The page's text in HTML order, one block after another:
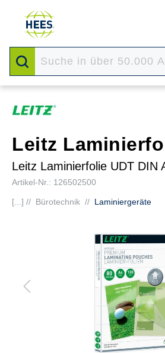
Leitz
Leitz Laminierfolie UDT DIN
Artikel-Nr.: 126502500
[...] // Bürotechnik // Laminiergeräte